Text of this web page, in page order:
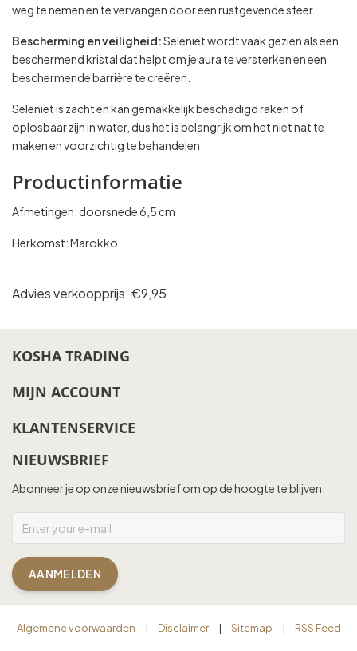
weg te nemen en te vervangen door een rustgevende sfeer.
Bescherming en veiligheid:Seleniet wordt vaak gezien als een
beschermend kristal dat helpt om je aura te versterken en een
beschermende barrière te creëren.
Seleniet is zacht en kan gemakkelijk beschadigd raken of
oplosbaar zijn in water, dus het is belangrijk om het niet nat te
maken en voorzichtig te behandelen.
Productinformatie
Afmetingen: doorsnede 6,5 cm
Herkomst: Marokko
Advies verkoopprijs: €9,95
KOSHA TRADING
MIJN ACCOUNT
KLANTENSERVICE
NIEUWSBRIEF
Abonneer je op onze nieuwsbrief om op de hoogte te blijven.
AANMELDEN
Algemene voorwaarden | Disclaimer | Sitemap | RSS Feed